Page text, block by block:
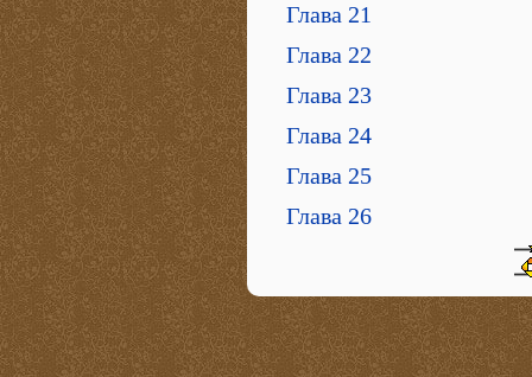
Глава 21
Глава 22
Глава 23
Глава 24
Глава 25
Глава 26